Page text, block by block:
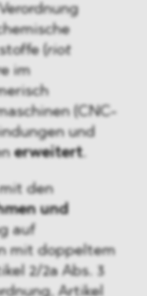
(riot
im
(CNC-
und
erweitert.
den
und
auf
mit doppeltem
2/2a Abs. 3
Artikel